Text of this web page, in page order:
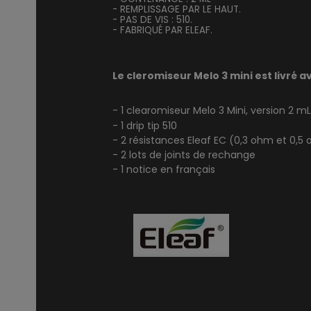
- REMPLISSAGE PAR LE HAUT.
- PAS DE VIS : 510.
- FABRIQUÉ PAR ELEAF.
Le cleromiseur Melo 3 mini est livré
- 1 clearomiseur Melo 3 Mini, version 2 mL
- 1 drip tip 510
- 2 résistances Eleaf EC (0,3 ohm et 0,5
- 2 lots de joints de rechange
- 1 notice en français